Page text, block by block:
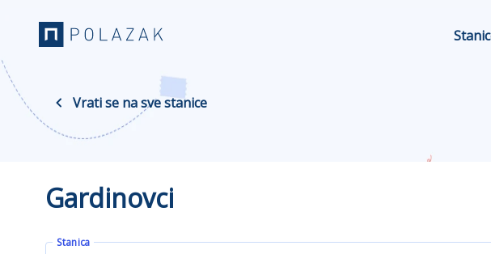
Vrati se na sve stanice
Gardinovci
Stanica